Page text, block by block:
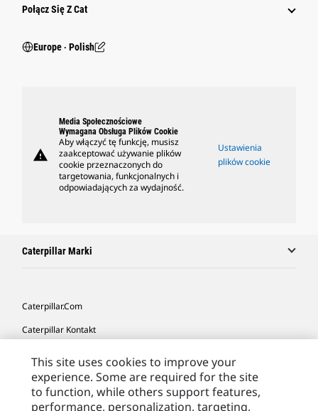
Połącz Się Z Cat
Europe ‧ Polish
warning
Media Społecznościowe
Wymagana Obsługa Plików Cookie
Aby włączyć tę funkcję, musisz
zaakceptować używanie plików
cookie przeznaczonych do
targetowania, funkcjonalnych i
odpowiadających za wydajność.
Ustawienia
plików cookie
Caterpillar Marki
Caterpillar.com
Caterpillar Kontakt
Moje Preferencje Marketingowe
Site Map
This site uses cookies to improve your
experience. Some are required for the site
to function, while others support features,
performance, personalization, targeting,